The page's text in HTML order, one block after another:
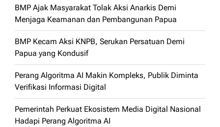
BMP Ajak Masyarakat Tolak Aksi Anarkis Demi
Menjaga Keamanan dan Pembangunan Papua
BMP Kecam Aksi KNPB, Serukan Persatuan Demi
Papua yang Kondusif
Perang Algoritma AI Makin Kompleks, Publik Diminta
Verifikasi Informasi Digital
Pemerintah Perkuat Ekosistem Media Digital Nasional
Hadapi Perang Algoritma AI